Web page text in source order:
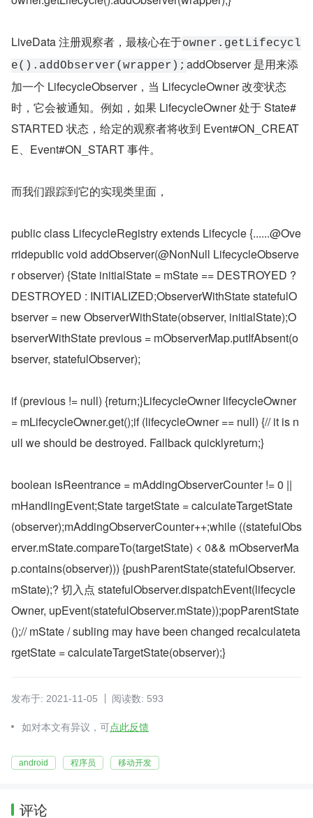
LiveData 注册观察者，最核心在于owner.getLifecycl
e().addObserver(wrapper); addObserver 是用来添
加一个 LifecycleObserver，当 LifecycleOwner 改变状态
时，它会被通知。例如，如果 LifecycleOwner 处于 State#
STARTED 状态，给定的观察者将收到 Event#ON_CREAT
E、Event#ON_START 事件。
而我们跟踪到它的实现类里面，
public class LifecycleRegistry extends Lifecycle {......@Ove
rridepublic void addObserver(@NonNull LifecycleObserve
r observer) {State initialState = mState == DESTROYED ?
DESTROYED : INITIALIZED;ObserverWithState statefulO
bserver = new ObserverWithState(observer, initialState);O
bserverWithState previous = mObserverMap.putIfAbsent(o
bserver, statefulObserver);
if (previous != null) {return;}LifecycleOwner lifecycleOwner
= mLifecycleOwner.get();if (lifecycleOwner == null) {// it is n
ull we should be destroyed. Fallback quicklyreturn;}
boolean isReentrance = mAddingObserverCounter != 0 ||
mHandlingEvent;State targetState = calculateTargetState
(observer);mAddingObserverCounter++;while ((statefulObs
erver.mState.compareTo(targetState) < 0&& mObserverMa
p.contains(observer))) {pushParentState(statefulObserver.
mState);? 切入点 statefulObserver.dispatchEvent(lifecycle
Owner, upEvent(statefulObserver.mState));popParentState
();// mState / subling may have been changed recalculateta
rgetState = calculateTargetState(observer);}
发布于: 2021-11-05 阅读数: 593
如对本文有异议，可点此反馈
android 程序员 移动开发
评论